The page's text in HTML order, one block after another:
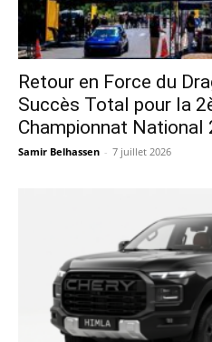
Retour en Force du
Succès Total pour la
Championnat National
Samir Belhassen - 7 juillet 2026